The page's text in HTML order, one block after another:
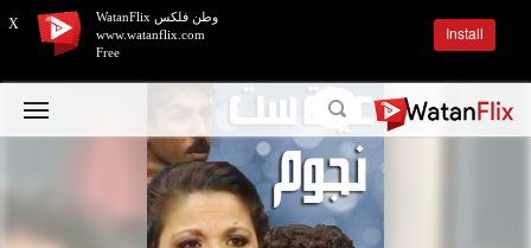
X
وطن فلكس WatanFlix
www.watanflix.com
Free
Install